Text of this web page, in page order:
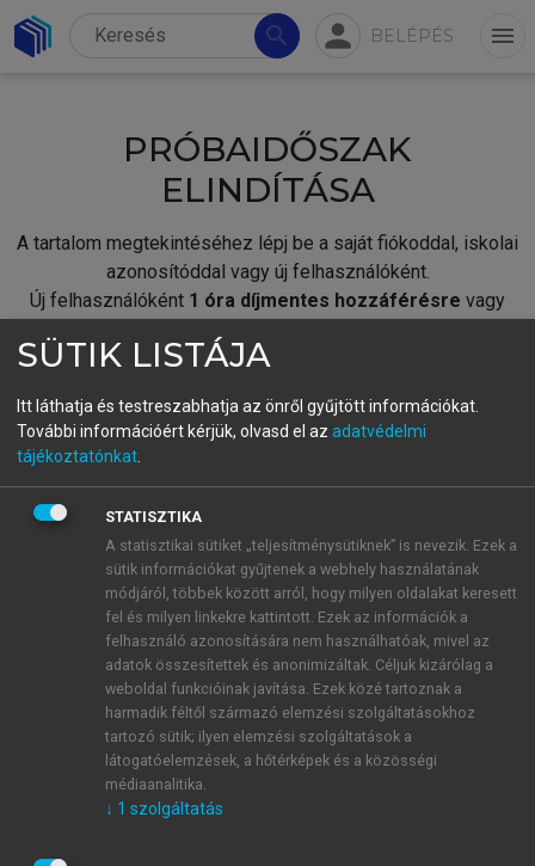
search person BELÉPÉS menu
PRÓBAIDŐSZAK
ELINDÍTÁSA
A tartalom megtekintéséhez lépj be a saját fiókoddal, iskolai
azonosítóddal vagy új felhasználóként.
Új felhasználóként 1 óra díjmentes hozzáférésre vagy
fiókoddal,vagy hozz létre új fiókot.
A regisztráció után apróbaidőszakautomatikusan
BELÉPÉS SAJÁT FIÓKKAL
ÚJ FIÓK LÉTREHOZÁSA
1 óra díjmentes hozzáférés
E-MAIL-CÍM
JELSZÓ
SÜTIK LISTÁJA
Itt láthatja és testreszabhatja az önről gyűjtött információkat.
További információért kérjük, olvasd el az adatvédelmi
tájékoztatónkat
STATISZTIKA
A statisztikai sütiket „teljesítménysütiknek” is nevezik. Ezek a
sütik információkat gyűjtenek a webhely használatának
módjáról, többek között arról, hogy milyen oldalakat keresett
fel és milyen linkekre kattintott. Ezek az információk a
felhasználó azonosítására nem használhatóak, mivel az
adatok összesítettek és anonimizáltak. Céljuk kizárólag a
weboldal funkcióinak javítása. Ezek közé tartoznak a
harmadik féltől származó elemzési szolgáltatásokhoz
tartozó sütik; ilyen elemzési szolgáltatások a
látogatóelemzések, a hőtérképek és a közösségi
médiaanalitika.
↓ 1 szolgáltatás